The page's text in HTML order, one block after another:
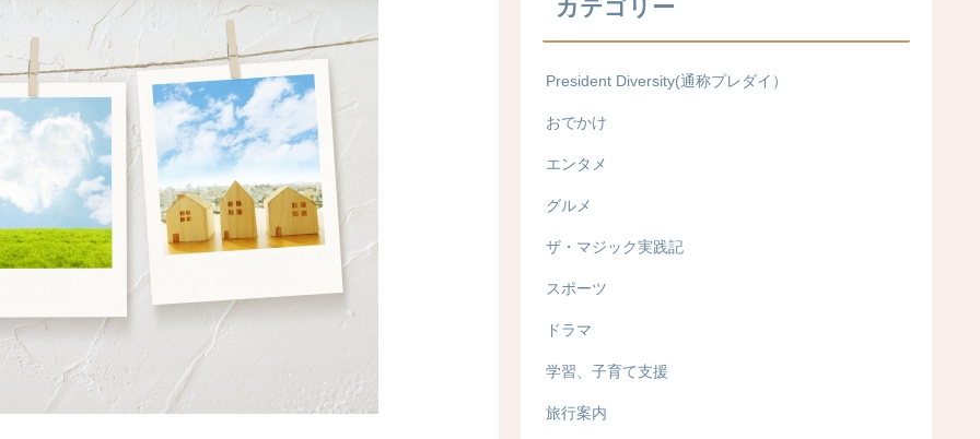
カテゴリー
President Diversity(通称プレダイ）
おでかけ
エンタメ
グルメ
ザ・マジック実践記
スポーツ
ドラマ
学習、子育て支援
旅行案内